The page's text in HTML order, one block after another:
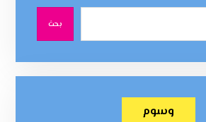
بحث
وسوم